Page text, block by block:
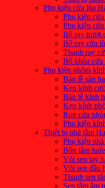
Phụ kiện cửa lùa
Phụ kiện
Phụ kiện
Bộ ray trượt
Bộ ray cửa
Thanh ray
Bộ khóa cửa
Phụ kiện nhôm
Bản lề sàn
Kẹp kính
Bản lề kính
Kẹp kính
Ron cửa
Phụ kiện
Thiết bị nhà tắm
Phụ kiện
Bồn tắm
Vòi sen tay
Vòi sen đầu
Thanh sen
Sen tắm âm